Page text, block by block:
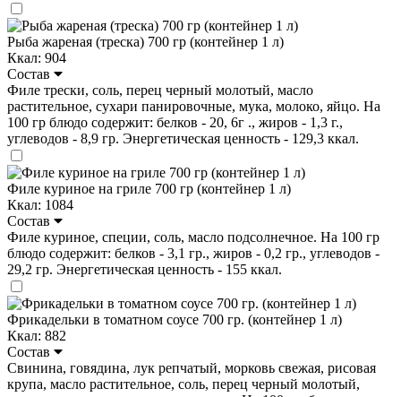
Рыба жареная (треска) 700 гр (контейнер 1 л)
Ккал: 904
Состав
Филе трески, соль, перец черный молотый, масло
растительное, сухари панировочные, мука, молоко, яйцо. На
100 гр блюдо содержит: белков - 20, 6г ., жиров - 1,3 г.,
углеводов - 8,9 гр. Энергетическая ценность - 129,3 ккал.
Филе куриное на гриле 700 гр (контейнер 1 л)
Ккал: 1084
Состав
Филе куриное, специи, соль, масло подсолнечное. На 100 гр
блюдо содержит: белков - 3,1 гр., жиров - 0,2 гр., углеводов -
29,2 гр. Энергетическая ценность - 155 ккал.
Фрикадельки в томатном соусе 700 гр. (контейнер 1 л)
Ккал: 882
Состав
Свинина, говядина, лук репчатый, морковь свежая, рисовая
крупа, масло растительное, соль, перец черный молотый,